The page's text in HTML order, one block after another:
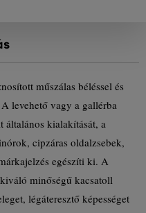
műszálas béléssel és
levehető vagy a gallérba
általános kialakítását, a
cipzáras oldalzsebek,
egészíti ki. A
minőségű kacsatoll
légáteresztő képességet